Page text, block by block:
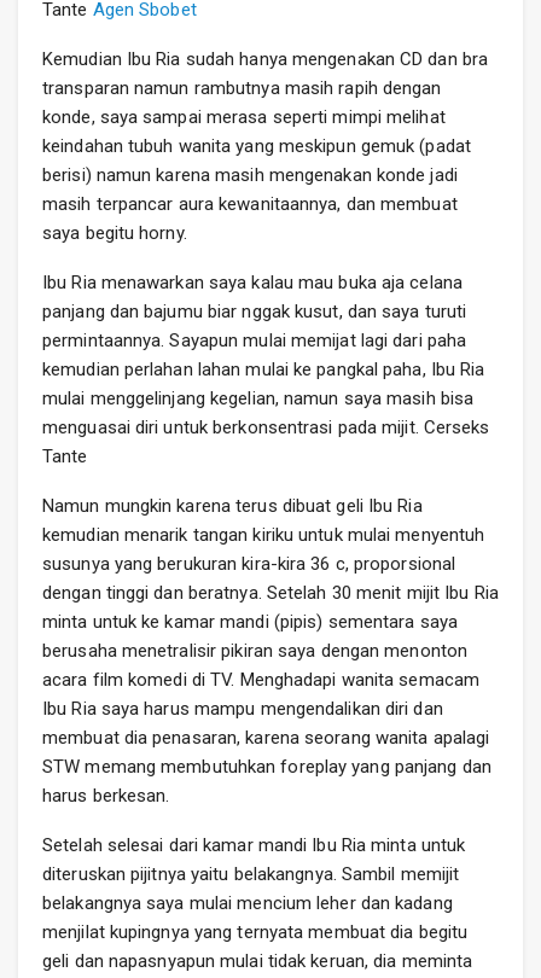
Tante Agen Sbobet
Kemudian Ibu Ria sudah hanya mengenakan CD dan bra
transparan namun rambutnya masih rapih dengan
konde, saya sampai merasa seperti mimpi melihat
keindahan tubuh wanita yang meskipun gemuk (padat
berisi) namun karena masih mengenakan konde jadi
masih terpancar aura kewanitaannya, dan membuat
saya begitu horny.
Ibu Ria menawarkan saya kalau mau buka aja celana
panjang dan bajumu biar nggak kusut, dan saya turuti
permintaannya. Sayapun mulai memijat lagi dari paha
kemudian perlahan lahan mulai ke pangkal paha, Ibu Ria
mulai menggelinjang kegelian, namun saya masih bisa
menguasai diri untuk berkonsentrasi pada mijit. Cerseks
Tante
Namun mungkin karena terus dibuat geli Ibu Ria
kemudian menarik tangan kiriku untuk mulai menyentuh
susunya yang berukuran kira-kira 36 c, proporsional
dengan tinggi dan beratnya. Setelah 30 menit mijit Ibu Ria
minta untuk ke kamar mandi (pipis) sementara saya
berusaha menetralisir pikiran saya dengan menonton
acara film komedi di TV. Menghadapi wanita semacam
Ibu Ria saya harus mampu mengendalikan diri dan
membuat dia penasaran, karena seorang wanita apalagi
STW memang membutuhkan foreplay yang panjang dan
harus berkesan.
Setelah selesai dari kamar mandi Ibu Ria minta untuk
diteruskan pijitnya yaitu belakangnya. Sambil memijit
belakangnya saya mulai mencium leher dan kadang
menjilat kupingnya yang ternyata membuat dia begitu
geli dan napasnyapun mulai tidak keruan, dia meminta